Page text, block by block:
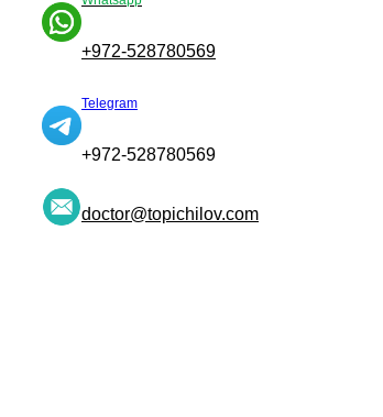
+972-528780569
Telegram
+972-528780569
doctor@topichilov.com